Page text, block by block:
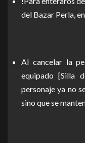
del Bazar Perla,
Al cancelar la
equipado [Silla
personaje ya no
sino que se